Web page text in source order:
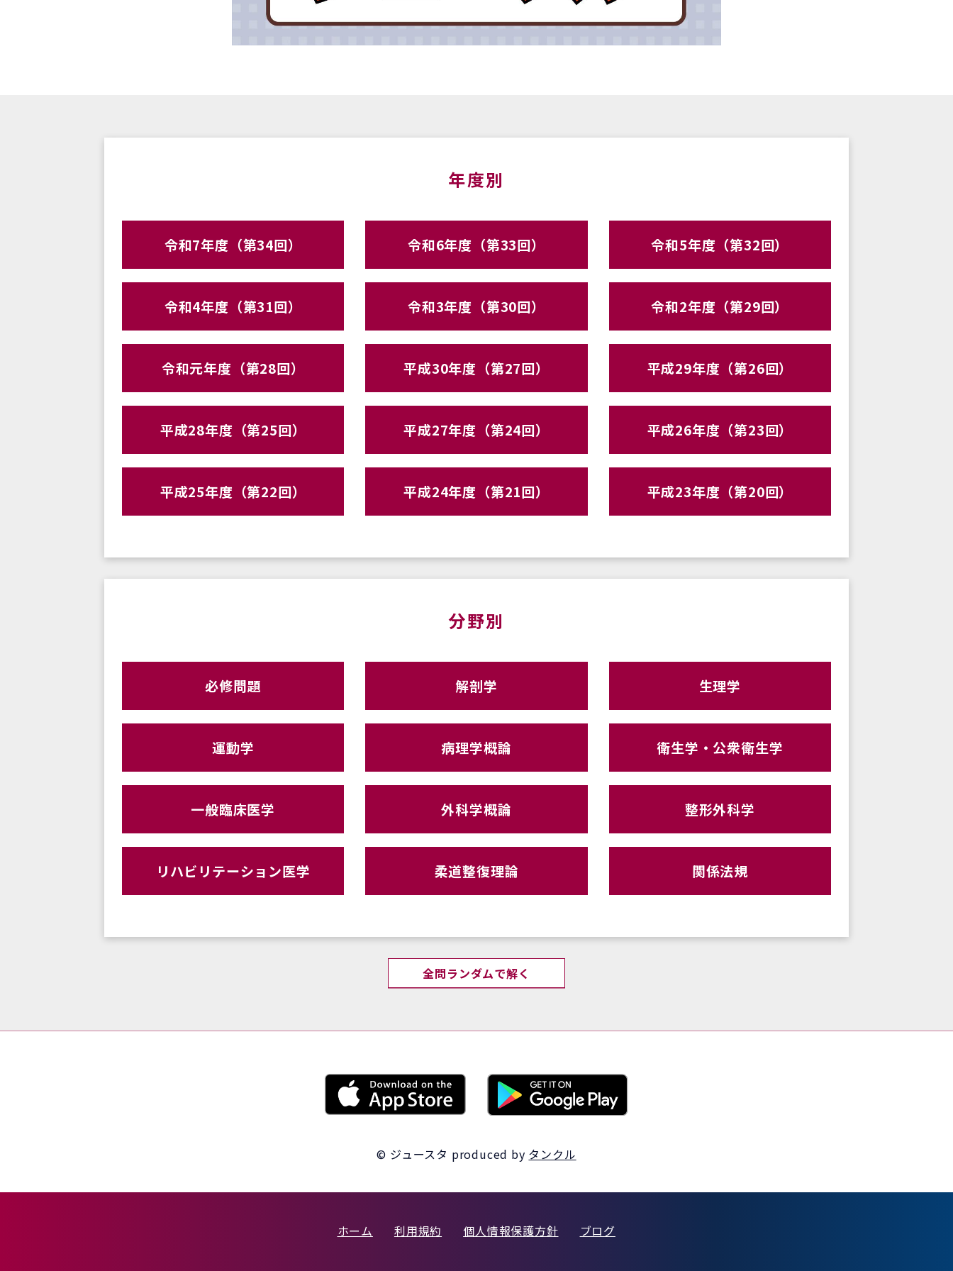
年度別
令和7年度（第34回） 令和6年度（第33回） 令和5年度（第32回）
令和4年度（第31回） 令和3年度（第30回） 令和2年度（第29回）
令和元年度（第28回） 平成30年度（第27回） 平成29年度（第26回）
平成28年度（第25回） 平成27年度（第24回） 平成26年度（第23回）
平成25年度（第22回） 平成24年度（第21回） 平成23年度（第20回）
分野別
必修問題 解剖学 生理学
運動学 病理学概論 衛生学・公衆衛生学
一般臨床医学 外科学概論 整形外科学
リハビリテーション医学 柔道整復理論 関係法規
全問ランダムで解く
© ジュースタ produced by タンクル
ホーム 利用規約 個人情報保護方針 ブログ